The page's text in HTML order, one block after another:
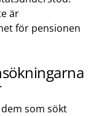
är
för pensionen
som sökt